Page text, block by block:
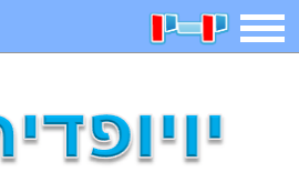
תפריט